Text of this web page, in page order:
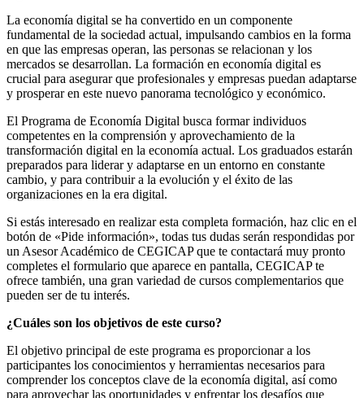
La economía digital se ha convertido en un componente
fundamental de la sociedad actual, impulsando cambios en la forma
en que las empresas operan, las personas se relacionan y los
mercados se desarrollan. La formación en economía digital es
crucial para asegurar que profesionales y empresas puedan adaptarse
y prosperar en este nuevo panorama tecnológico y económico.
El Programa de Economía Digital busca formar individuos
competentes en la comprensión y aprovechamiento de la
transformación digital en la economía actual. Los graduados estarán
preparados para liderar y adaptarse en un entorno en constante
cambio, y para contribuir a la evolución y el éxito de las
organizaciones en la era digital.
Si estás interesado en realizar esta completa formación, haz clic en el
botón de «Pide información», todas tus dudas serán respondidas por
un Asesor Académico de CEGICAP que te contactará muy pronto
completes el formulario que aparece en pantalla, CEGICAP te
ofrece también, una gran variedad de cursos complementarios que
pueden ser de tu interés.
¿Cuáles son los objetivos de este curso?
El objetivo principal de este programa es proporcionar a los
participantes los conocimientos y herramientas necesarios para
comprender los conceptos clave de la economía digital, así como
para aprovechar las oportunidades y enfrentar los desafíos que